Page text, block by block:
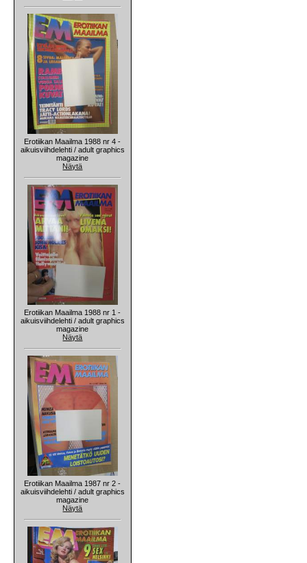
Erotiikan Maailma 1988 nr 4 -
aikuisviihdelehti / adult graphics
magazine
Näytä
Erotiikan Maailma 1988 nr 1 -
aikuisviihdelehti / adult graphics
magazine
Näytä
Erotiikan Maailma 1987 nr 2 -
aikuisviihdelehti / adult graphics
magazine
Näytä